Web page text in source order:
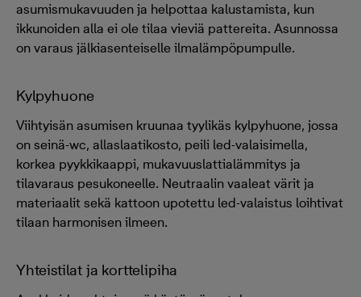
asumismukavuuden ja helpottaa kalustamista, kun
ikkunoiden alla ei ole tilaa vieviä pattereita. Asunnossa
on varaus jälkiasenteiselle ilmalämpöpumpulle.
Kylpyhuone
Viihtyisän asumisen kruunaa tyylikäs kylpyhuone, jossa
on seinä-wc, allaslaatikosto, peili led-valaisimella,
korkea pyykkikaappi, mukavuuslattialämmitys ja
tilavaraus pesukoneelle. Neutraalin vaaleat värit ja
materiaalit sekä kattoon upotettu led-valaistus loihtivat
tilaan harmonisen ilmeen.
Yhteistilat ja korttelipiha